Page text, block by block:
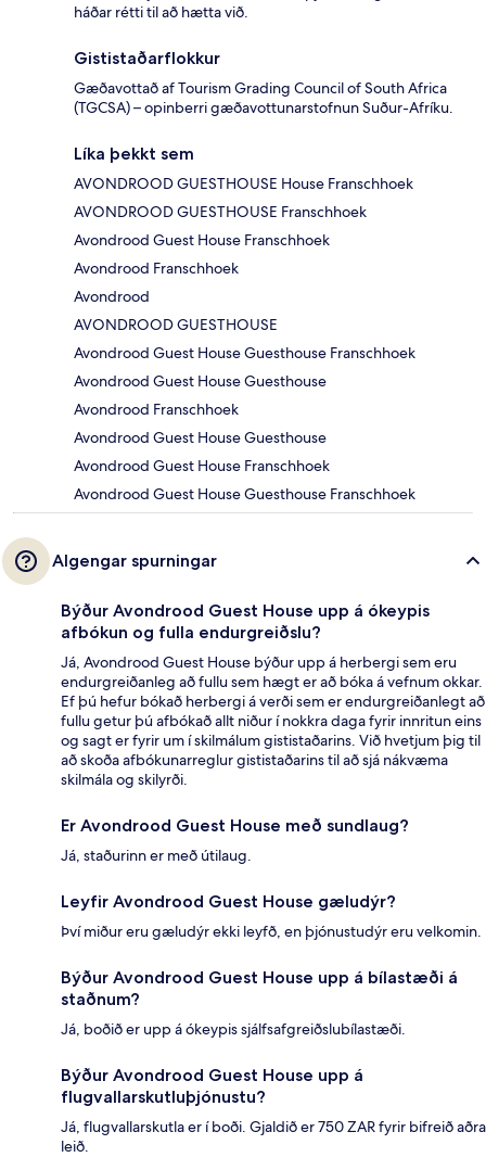
háðar rétti til að hætta við.
Gististaðarflokkur
Gæðavottað af Tourism Grading Council of South Africa
(TGCSA) – opinberri gæðavottunarstofnun Suður-Afríku.
Líka þekkt sem
AVONDROOD GUESTHOUSE House Franschhoek
AVONDROOD GUESTHOUSE Franschhoek
Avondrood Guest House Franschhoek
Avondrood Franschhoek
Avondrood
AVONDROOD GUESTHOUSE
Avondrood Guest House Guesthouse Franschhoek
Avondrood Guest House Guesthouse
Avondrood Franschhoek
Avondrood Guest House Guesthouse
Avondrood Guest House Franschhoek
Avondrood Guest House Guesthouse Franschhoek
Algengar spurningar
Býður Avondrood Guest House upp á ókeypis
afbókun og fulla endurgreiðslu?
Já, Avondrood Guest House býður upp á herbergi sem eru
endurgreiðanleg að fullu sem hægt er að bóka á vefnum okkar.
Ef þú hefur bókað herbergi á verði sem er endurgreiðanlegt að
fullu getur þú afbókað allt niður í nokkra daga fyrir innritun eins
og sagt er fyrir um í skilmálum gististaðarins. Við hvetjum þig til
að skoða afbókunarreglur gististaðarins til að sjá nákvæma
skilmála og skilyrði.
Er Avondrood Guest House með sundlaug?
Já, staðurinn er með útilaug.
Leyfir Avondrood Guest House gæludýr?
Því miður eru gæludýr ekki leyfð, en þjónustudýr eru velkomin.
Býður Avondrood Guest House upp á bílastæði á
staðnum?
Já, boðið er upp á ókeypis sjálfsafgreiðslubílastæði.
Býður Avondrood Guest House upp á
flugvallarskutluþjónustu?
Já, flugvallarskutla er í boði. Gjaldið er 750 ZAR fyrir bifreið aðra
leið.